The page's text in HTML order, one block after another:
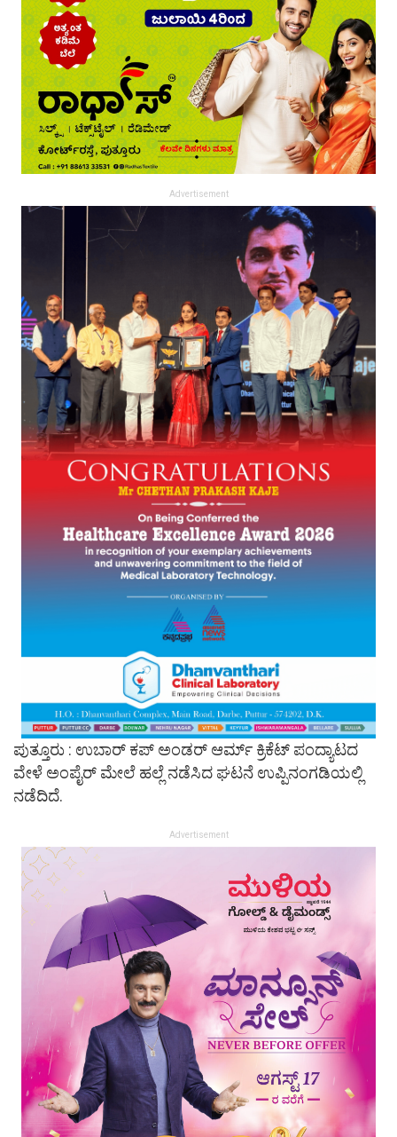
Advertisement
ಪುತ್ತೂರು : ಉಬಾರ್ ಕಪ್ ಅಂಡರ್ ಆರ್ಮ್ ಕ್ರಿಕೆಟ್ ಪಂದ್ಯಾಟದ
ವೇಳೆ ಅಂಪೈರ್ ಮೇಲೆ ಹಲ್ಲೆ ನಡೆಸಿದ ಘಟನೆ ಉಪ್ಪಿನಂಗಡಿಯಲ್ಲಿ
ನಡೆದಿದೆ.
Advertisement